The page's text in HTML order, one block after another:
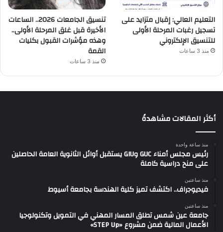
التعليم العالي: إقبال متزايد على
تسجيل رغبات المرحلة الأولى
للتنسيق الإلكتروني
منذ 3 ساعات
تنسيق الجامعات 2026.. الساعات
الأخيرة قبل غلق المرحلة الأولى..
وهذه مؤشرات القبول بكليات
القمة
منذ 3 ساعات
أكثر المقالات مشاهدةً
منذ ساعة واحدة
رئيس مجلس أمناء GUC وGIU يستقبل أوائل الثانوية العامة الحاصلين
على منح دراسية كاملة
منذ ساعتين
فيديوجراف.. اكتشف تميز كلية الهندسة بجامعة أسيوط
منذ ساعتين
جامعة عين شمس تطلق المسار المهني في التمويل وتكنولوجيا
الأعمال المالية ضمن مشروع «STEP Up»